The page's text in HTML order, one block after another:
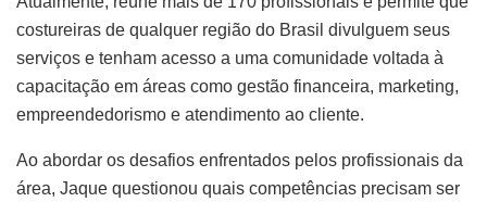
costureiras de qualquer região do Brasil divulguem seus
serviços e tenham acesso a uma comunidade voltada à
capacitação em áreas como gestão financeira, marketing,
empreendedorismo e atendimento ao cliente.
Ao abordar os desafios enfrentados pelos profissionais da
área, Jaque questionou quais competências precisam ser